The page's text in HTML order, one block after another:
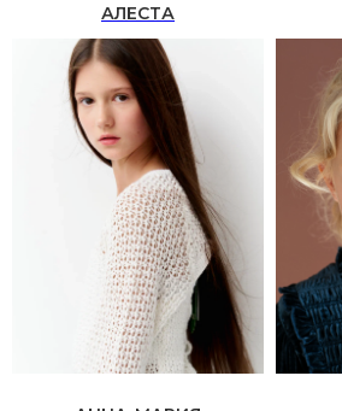
АЛЕСТА
Наставники
Отзывы Я.Карты
Модели в Азии
ПРОДУКТЫ
Модельное портфолио
Модельные снепы
Актерская визитка
Модельный клип
Курс по стилю
Консультация Анны и Сергея
Семинар по продвижению детей